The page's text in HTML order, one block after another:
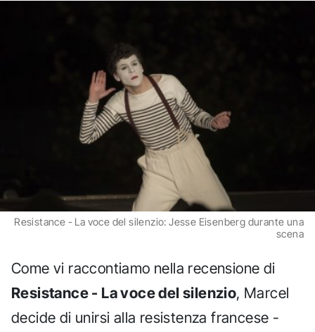
Resistance - La voce del silenzio: Jesse Eisenberg durante una
scena
Come vi raccontiamo nella recensione di
Resistance - La voce del silenzio, Marcel
decide di unirsi alla resistenza francese -